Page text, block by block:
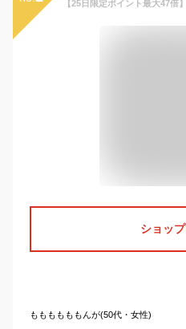
ショッ
ももももももんが(50代・女性)